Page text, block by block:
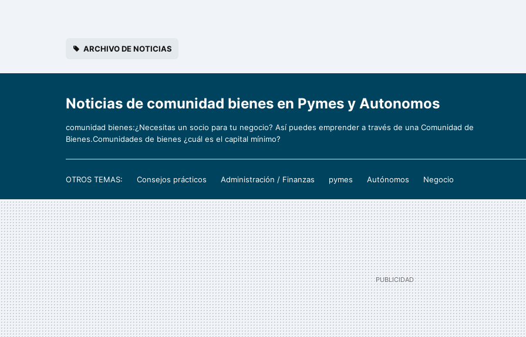
ARCHIVO DE NOTICIAS
Noticias de comunidad bienes en Pymes y Autonomos
comunidad bienes:¿Necesitas un socio para tu negocio? Así puedes emprender a través de una Comunidad de
Bienes.Comunidades de bienes ¿cuál es el capital mínimo?
OTROS TEMAS: Consejos prácticos Administración / Finanzas pymes Autónomos Negocio